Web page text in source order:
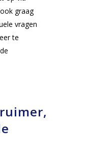
graag
vragen
te